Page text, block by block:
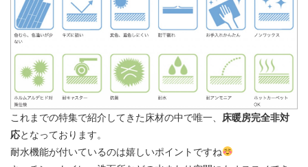
これまでの特集で紹介してきた床材の中で唯一、 床暖房完全非対
応となっております。
耐水機能が付いているのは嬉しいポイントですね